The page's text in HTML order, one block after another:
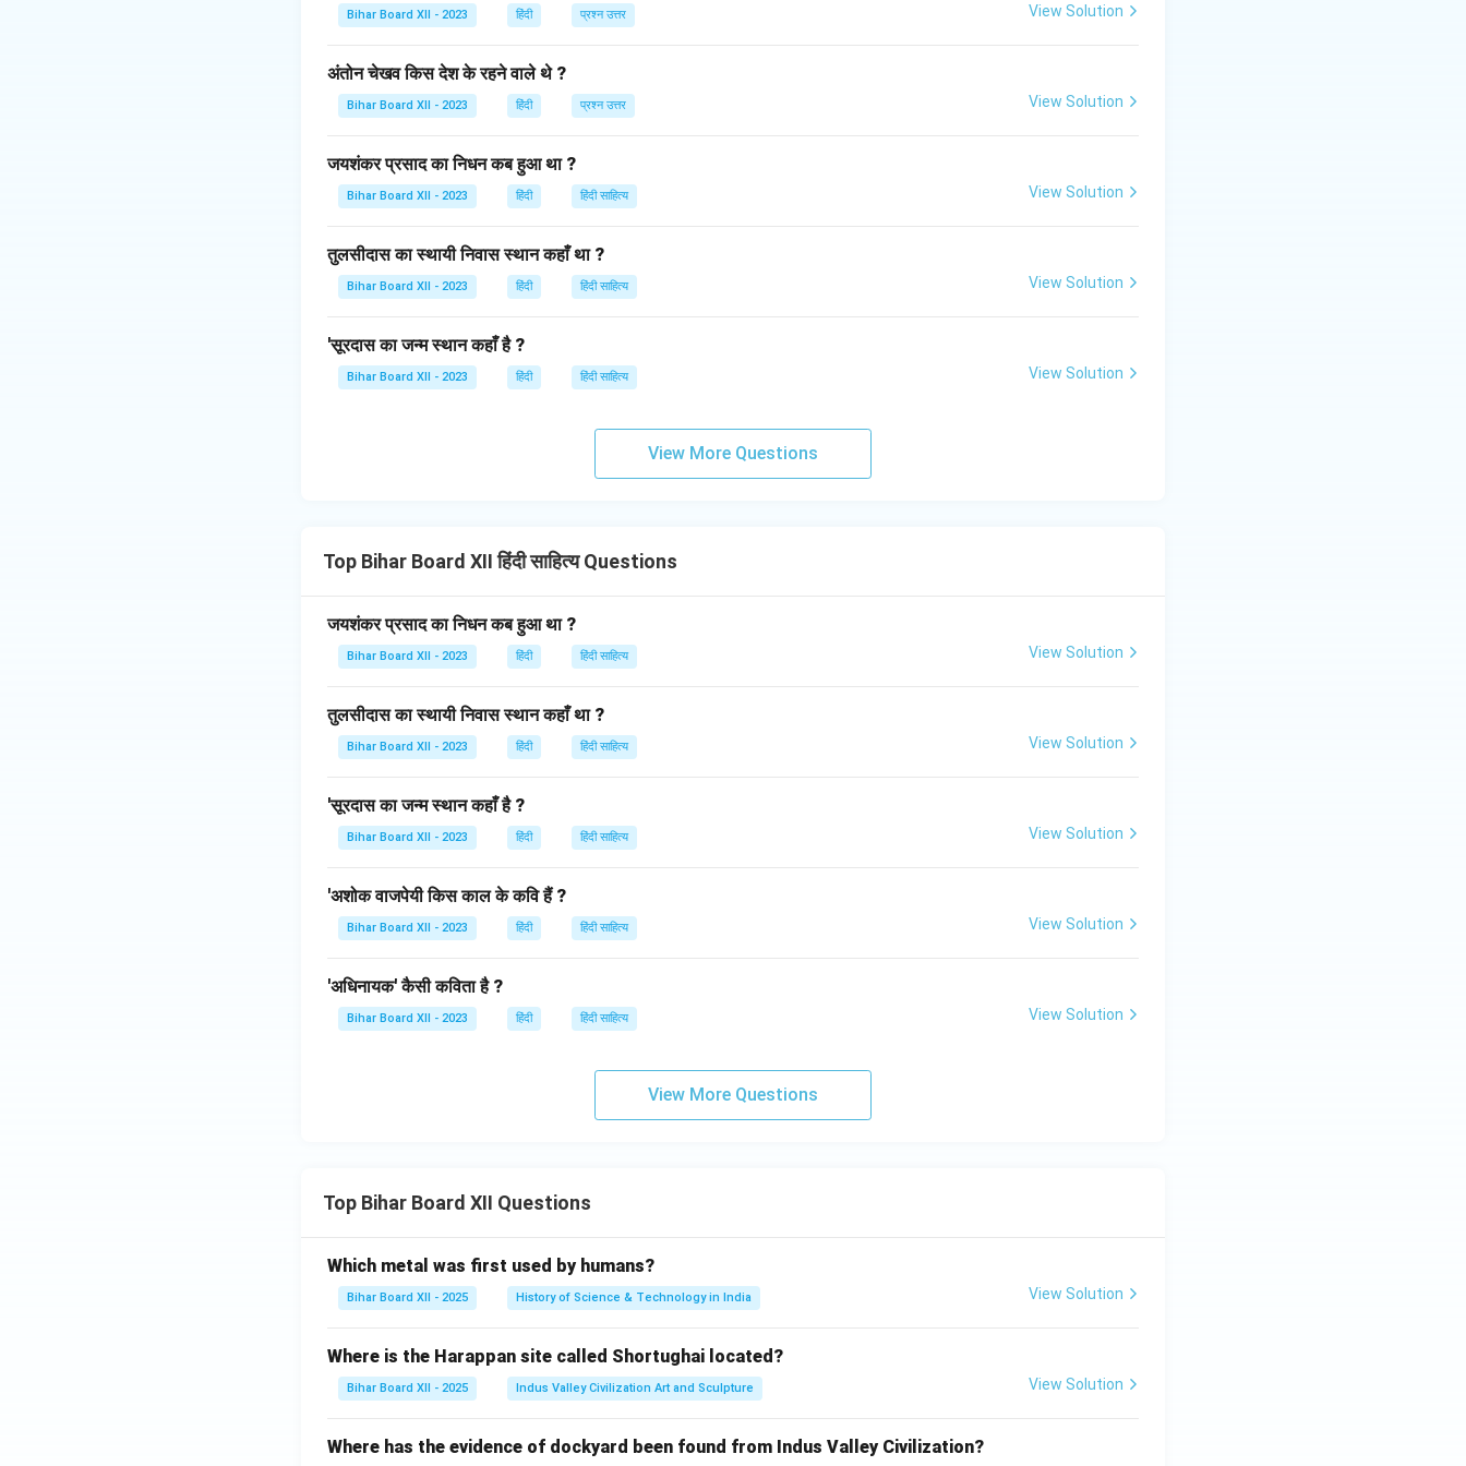
सिंह के पात्र के ग़लत निर्णयों का परिणाम हास्यपूर्ण होता है, जिससे दर्शक या पाठक कहानी के भीतर गहरे सामाजिक या राजनीतिक
Download Solution in PDF
Bihar Board XII - 2023 हिंदी प्रश्न उत्तर View Solution
अंतोन चेखव किस देश के रहने वाले थे ?
Bihar Board XII - 2023 हिंदी प्रश्न उत्तर View Solution
जयशंकर प्रसाद का निधन कब हुआ था ?
Bihar Board XII - 2023 हिंदी हिंदी साहित्य View Solution
तुलसीदास का स्थायी निवास स्थान कहाँ था ?
Bihar Board XII - 2023 हिंदी हिंदी साहित्य View Solution
'सूरदास का जन्म स्थान कहाँ है ?
Bihar Board XII - 2023 हिंदी हिंदी साहित्य View Solution
View More Questions
Top Bihar Board XII हिंदी साहित्य Questions
जयशंकर प्रसाद का निधन कब हुआ था ?
Bihar Board XII - 2023 हिंदी हिंदी साहित्य View Solution
तुलसीदास का स्थायी निवास स्थान कहाँ था ?
Bihar Board XII - 2023 हिंदी हिंदी साहित्य View Solution
'सूरदास का जन्म स्थान कहाँ है ?
Bihar Board XII - 2023 हिंदी हिंदी साहित्य View Solution
'अशोक वाजपेयी किस काल के कवि हैं ?
Bihar Board XII - 2023 हिंदी हिंदी साहित्य View Solution
'अधिनायक' कैसी कविता है ?
Bihar Board XII - 2023 हिंदी हिंदी साहित्य View Solution
View More Questions
Top Bihar Board XII Questions
Which metal was first used by humans?
Bihar Board XII - 2025 History of Science & Technology in India View Solution
Where is the Harappan site called Shortughai located?
Bihar Board XII - 2025 Indus Valley Civilization Art and Sculpture View Solution
Where has the evidence of dockyard been found from Indus Valley Civilization?